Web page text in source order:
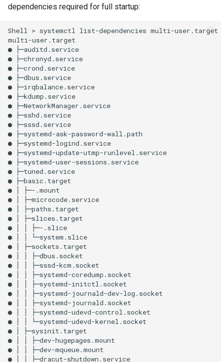
dependencies required for full startup:
Shell > systemctl list-dependencies multi-user.target
multi-user.target
●
├─auditd.service
●
├─chronyd.service
●
├─crond.service
●
├─dbus.service
●
├─irqbalance.service
●
├─kdump.service
●
├─NetworkManager.service
●
├─sshd.service
●
├─sssd.service
●
├─systemd-ask-password-wall.path
●
├─systemd-logind.service
●
├─systemd-update-utmp-runlevel.service
●
├─systemd-user-sessions.service
●
├─tuned.service
●
├─basic.target
●
├─-.mount
●
├─microcode.service
●
├─paths.target
●
├─slices.target
●
├─-.slice
●
└─system.slice
●
├─sockets.target
●
├─dbus.socket
●
├─sssd-kcm.socket
●
├─systemd-coredump.socket
●
├─systemd-initctl.socket
●
├─systemd-journald-dev-log.socket
●
├─systemd-journald.socket
●
├─systemd-udevd-control.socket
●
└─systemd-udevd-kernel.socket
●
├─sysinit.target
●
├─dev-hugepages.mount
●
├─dev-mqueue.mount
●
├─dracut-shutdown.service